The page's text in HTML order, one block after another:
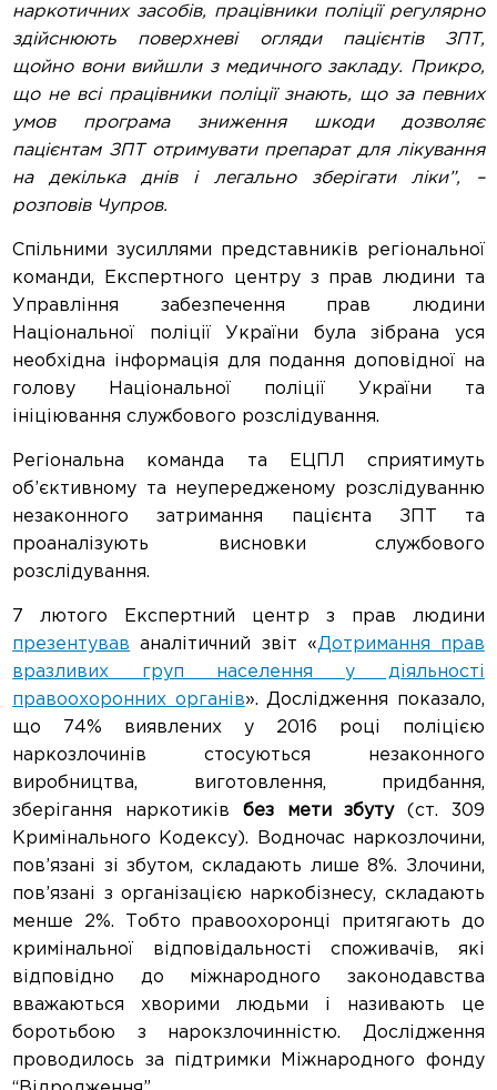
наркотичних засобів, працівники поліції регулярно
здійснюють поверхневі огляди пацієнтів ЗПТ,
щойно вони вийшли з медичного закладу. Прикро,
що не всі працівники поліції знають, що за певних
умов програма зниження шкоди дозволяє
пацієнтам ЗПТ отримувати препарат для лікування
на декілька днів і легально зберігати ліки”, –
розповів Чупров.
Спільними зусиллями представників регіональної
команди, Експертного центру з прав людини та
Управління забезпечення прав людини
Національної поліції України була зібрана уся
необхідна інформація для подання доповідної на
голову Національної поліції України та
ініціювання службового розслідування.
Регіональна команда та ЕЦПЛ сприятимуть
об’єктивному та неупередженому розслідуванню
незаконного затримання пацієнта ЗПТ та
проаналізують висновки службового
розслідування.
7 лютого Експертний центр з прав людини
презентував аналітичний звіт «Дотримання прав
вразливих груп населення у діяльності
правоохоронних органів». Дослідження показало,
що 74% виявлених у 2016 році поліцією
наркозлочинів стосуються незаконного
виробництва, виготовлення, придбання,
зберігання наркотиків без мети збуту(ст. 309
Кримінального Кодексу). Водночас наркозлочини,
пов’язані зі збутом, складають лише 8%. Злочини,
пов’язані з організацією наркобізнесу, складають
менше 2%. Тобто правоохоронці притягають до
кримінальної відповідальності споживачів, які
відповідно до міжнародного законодавства
вважаються хворими людьми і називають це
боротьбою з нарокзлочинністю. Дослідження
проводилось за підтримки Міжнародного фонду